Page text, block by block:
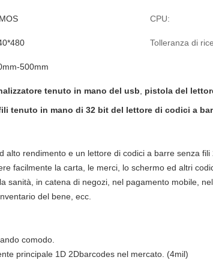
CPU:
Tolleranza di
500mm
tenuto in mano del usb
pistola del
tenuto in mano di 32 bit del lettore di codici a
alto rendimento e un lettore di codici a barre senza
facilmente la carta, le merci, lo schermo ed altri
sanità, in catena di negozi, nel pagamento mobile,
del bene, ecc.
comodo.
principale 1D 2Dbarcodes nel mercato. (4mil)